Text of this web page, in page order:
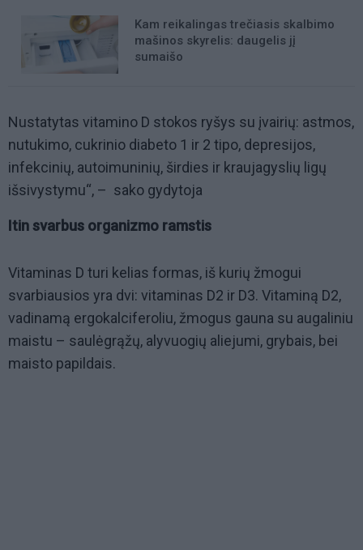
Kam reikalingas trečiasis skalbimo
mašinos skyrelis: daugelis jį
sumaišo
Nustatytas vitamino D stokos ryšys su įvairių: astmos,
nutukimo, cukrinio diabeto 1 ir 2 tipo, depresijos,
infekcinių, autoimuninių, širdies ir kraujagyslių ligų
išsivystymu“, – sako gydytoja
Itin svarbus organizmo ramstis
Vitaminas D turi kelias formas, iš kurių žmogui
svarbiausios yra dvi: vitaminas D2 ir D3. Vitaminą D2,
vadinamą ergokalciferoliu, žmogus gauna su augaliniu
maistu – saulėgrąžų, alyvuogių aliejumi, grybais, bei
maisto papildais.